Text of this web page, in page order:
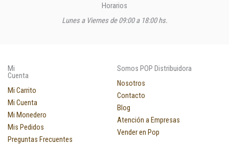
Horarios
Lunes a Viernes de 09:00 a 18:00 hs.
Mi
Cuenta
Mi Carrito
Mi Cuenta
Mi Monedero
Mis Pedidos
Preguntas Frecuentes
Somos POP Distribuidora
Nosotros
Contacto
Blog
Atención a Empresas
Vender en Pop